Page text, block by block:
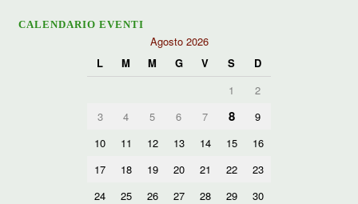
CALENDARIO EVENTI
Agosto 2026
L
M M G V S
D
1
2
3
4 5 6 7 8
9
10
11 12 13 14 15
16
17
18 19 20 21 22
23
24
25 26 27 28 29
30